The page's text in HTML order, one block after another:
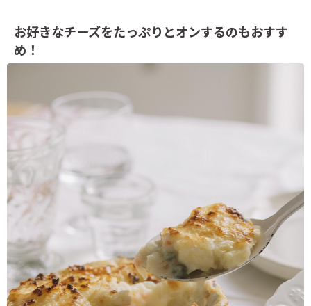
お好きなチーズをたっぷりとオンするのもおすす
め！